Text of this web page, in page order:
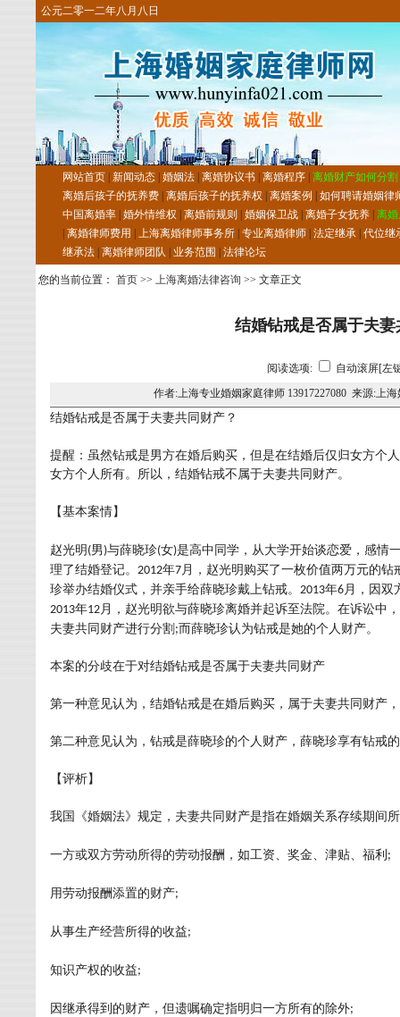
公元二零一二年八月八日
网站首页 新闻动态 婚姻法 离婚协议书 离婚程序 离婚财产如何分割
离婚后孩子的抚养费 离婚后孩子的抚养权 离婚案例
如何聘请婚姻律
中国离婚率 婚外情维权 离婚前规则 婚姻保卫战 离婚子女抚养 离
离婚律师费用 上海离婚律师事务所 专业离婚律师 法定继承 代位继
继承法 离婚律师团队 业务范围 法律论坛
您的当前位置： 首页 >> 上海离婚法律咨询 >> 文章正文
结婚钻戒是否属于夫妻
阅读选项:
自动滚屏[左
作者:上海专业婚姻家庭律师 13917227080 来源:上
结婚钻戒是否属于夫妻共同财产？
提醒：虽然钻戒是男方在婚后购买，但是在结婚后仅归女方个
女方个人所有。所以，结婚钻戒不属于夫妻共同财产。
【基本案情】
赵光明 (男 )与薛晓珍(女)是高中同学，从大学开始谈恋爱，感情
理了结婚登记。 2012年7月， 赵光明 购买了一枚价值两万元的钻
珍举办结婚仪式，并亲手给薛晓珍戴上钻戒。 2013年6月，因双
2013年12月， 赵光明欲与薛晓珍离婚并起诉至法院。在诉讼中，
夫妻共同财产进行分割 ;而 薛晓珍认为钻戒是她的个人财产。
本案的分歧在于对结婚钻戒是否属于夫妻共同财产
第一种意见认为，结婚钻戒是在婚后购买，属于夫妻共同财产
第二种意见认为，钻戒是薛晓珍的个人财产， 薛晓珍享有钻戒
【评析】
我国《婚姻法》规定，夫妻共同财产是指在婚姻关系存续期间
一方或双方劳动所得的劳动报酬，如工资、奖金、津贴、福利 ;
用劳动报酬添置的财产;
从事生产经营所得的收益;
知识产权的收益;
因继承得到的财产，但遗嘱确定指明归一方所有的除外;